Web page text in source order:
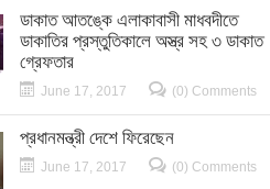
ডাকাত আতঙ্কে এলাকাবাসী মাধবদীতে
ডাকাতির প্রস্তুতিকালে অস্ত্র সহ ৩ ডাকাত
গ্রেফতার
June 17, 2017 (0) Comments
প্রধানমন্ত্রী দেশে ফিরেছেন
June 17, 2017 (0) Comments